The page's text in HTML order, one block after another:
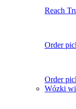
Reach
Order
Order
Wózki